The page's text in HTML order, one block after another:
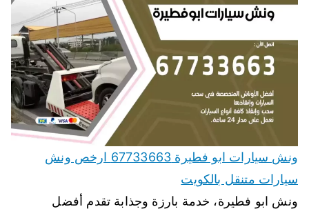
ونش سيارات ابو فطيرة 67733663 ارخص ونش
سيارات متنقل بالكويت
ونش ابو فطيرة، خدمة بارزة وجذابة تقدم أفضل